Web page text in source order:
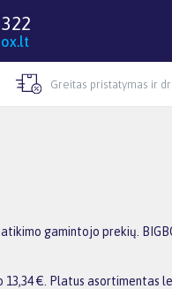
Greitas pristatymas ir
gamintojo prekių.
€. Platus